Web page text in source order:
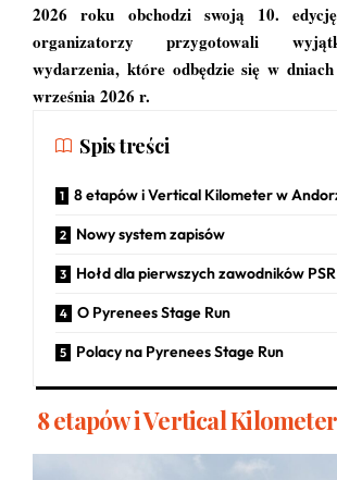
2026 roku obchodzi swoją 10.
organizatorzy przygotowali
wydarzenia, które odbędzie się w
września 2026 r.
Spis treści
8 etapów i Vertical Kilometer w
Nowy system zapisów
Hołd dla pierwszych zawodników PSR
O Pyrenees Stage Run
Polacy na Pyrenees Stage Run
8 etapów i Vertical